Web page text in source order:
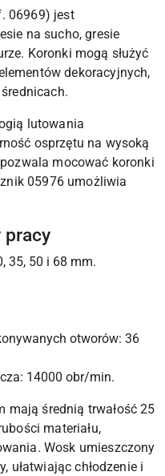
06969) jest
na sucho, gresie
Koronki mogą służyć
dekoracyjnych,
lutowania
osprzętu na wysoką
mocować koronki
05976 umożliwia
pracy
35, 50 i 68 mm.
otworów: 36
14000 obr/min.
mają średnią trwałość 25
materiału,
Wosk umieszczony
ułatwiając chłodzenie i